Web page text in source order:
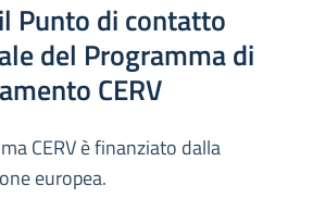
Punto di contatto
del Programma di
CERV
CERV è finanziato dalla
europea.